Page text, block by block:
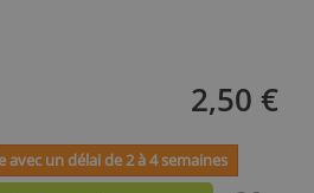
2,50 €
un délai de 2 à 4 semaines